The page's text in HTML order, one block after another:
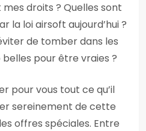
droits ? Quelles sont
la loi airsoft aujourd’hui ?
de tomber dans les
pour être vraies ?
pour vous tout ce qu’il
sereinement de cette
offres spéciales. Entre